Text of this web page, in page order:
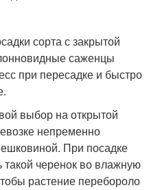
сорта с закрытой
саженцы
при пересадке и быстро
выбор на открытой
непременно
При посадке
такой черенок во влажную
растение перебороло